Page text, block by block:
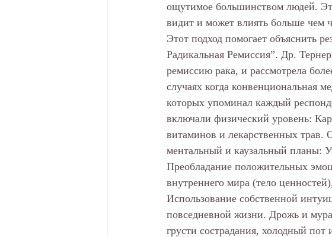
ощутимое большинством людей.
видит и может влиять больше чем
Этот подход помогает объяснить
Радикальная Ремиссия”. Др.
ремиссию рака, и рассмотрела
случаях когда конвенциональная
которых упоминал каждый
включали физический уровень:
витаминов и лекарственных трав.
ментальный и каузальный планы:
Преобладание положительных
внутреннего мира (тело
Использование собственной
повседневной жизни. Дрожь и
грусти сострадания, холодный пот